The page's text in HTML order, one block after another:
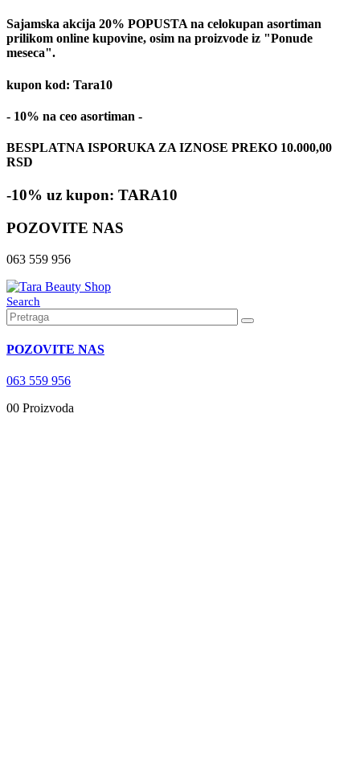
Sajamska akcija 20% POPUSTA na celokupan asortiman
prilikom online kupovine, osim na proizvode iz "Ponude
meseca".
kupon kod: Tara10
- 10% na ceo asortiman -
BESPLATNA ISPORUKA ZA IZNOSE PREKO 10.000,00
RSD
-10% uz kupon: TARA10
POZOVITE NAS
063 559 956
Search
POZOVITE NAS
063 559 956
00 Proizvoda